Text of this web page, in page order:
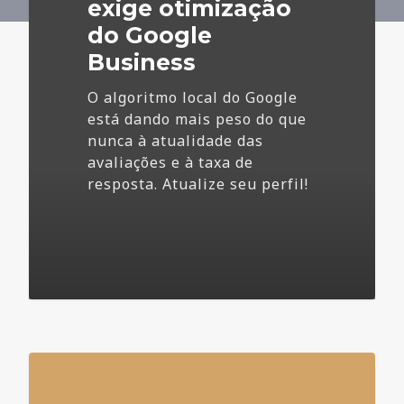
exige otimização
do Google
Business
O algoritmo local do Google
está dando mais peso do que
nunca à atualidade das
avaliações e à taxa de
resposta. Atualize seu perfil!